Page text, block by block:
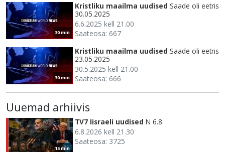
30 min
Kristliku maailma uudised Saade oli eetris
30.05.2025
6.6.2025 kell 21.00
Saateosa: 667
30 min
Kristliku maailma uudised Saade oli eetris
23.05.2025
30.5.2025 kell 21.00
Saateosa: 666
Uuemad arhiivis
15 min
TV7 Iisraeli uudised N 6.8.
6.8.2026 kell 21.30
Saateosa: 3725